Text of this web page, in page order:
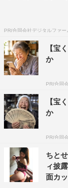
PR(合同会社デジタルファー
【宝
か
PR(合同
【宝
か
PR(合同
ちと
ィ披
面カ